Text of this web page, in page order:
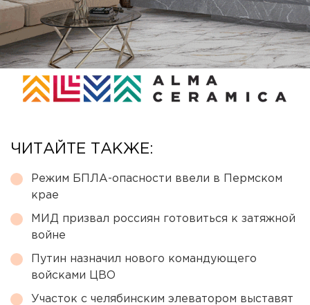
ЧИТАЙТЕ ТАКЖЕ:
Режим БПЛА-опасности ввели в Пермском
крае
МИД призвал россиян готовиться к затяжной
войне
Путин назначил нового командующего
войсками ЦВО
Участок с челябинским элеватором выставят